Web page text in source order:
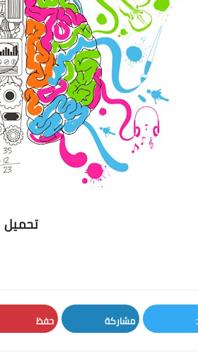
تحميل
مشاركة حفظ